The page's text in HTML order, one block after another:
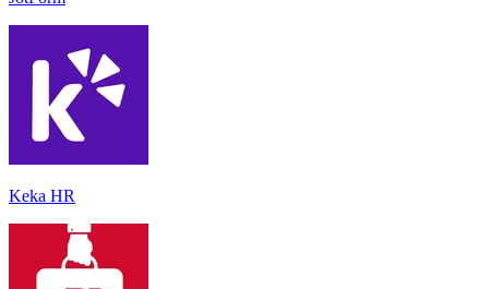
Keka HR